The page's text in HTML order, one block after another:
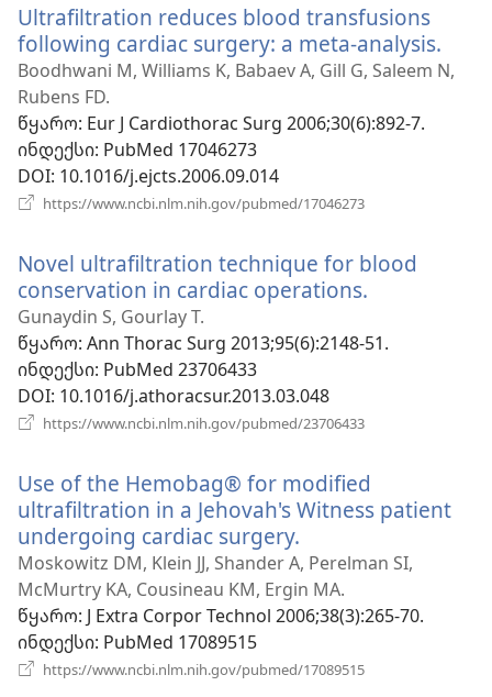
Ultrafiltration reduces blood transfusions
following cardiac surgery: a meta-analysis.
Boodhwani M, Williams K, Babaev A, Gill G, Saleem N,
Rubens FD.
წყარო‎: Eur J Cardiothorac Surg 2006;30(6):892-7.
ინდექსი‎: PubMed 17046273
DOI‎: 10.1016/j.ejcts.2006.09.014
https://www.ncbi.nlm.nih.gov/pubmed/17046273
Novel ultrafiltration technique for blood
conservation in cardiac operations.
ფანჯარა)
Gunaydin S, Gourlay T.
წყარო‎: Ann Thorac Surg 2013;95(6):2148-51.
ინდექსი‎: PubMed 23706433
DOI‎: 10.1016/j.athoracsur.2013.03.048
https://www.ncbi.nlm.nih.gov/pubmed/23706433
Use of the Hemobag® for modified
ultrafiltration in a Jehovah's Witness patient
undergoing cardiac surgery.
ახალი
ფანჯარა)
Moskowitz DM, Klein JJ, Shander A, Perelman SI,
McMurtry KA, Cousineau KM, Ergin MA.
წყარო‎: J Extra Corpor Technol 2006;38(3):265-70.
ინდექსი‎: PubMed 17089515
https://www.ncbi.nlm.nih.gov/pubmed/17089515